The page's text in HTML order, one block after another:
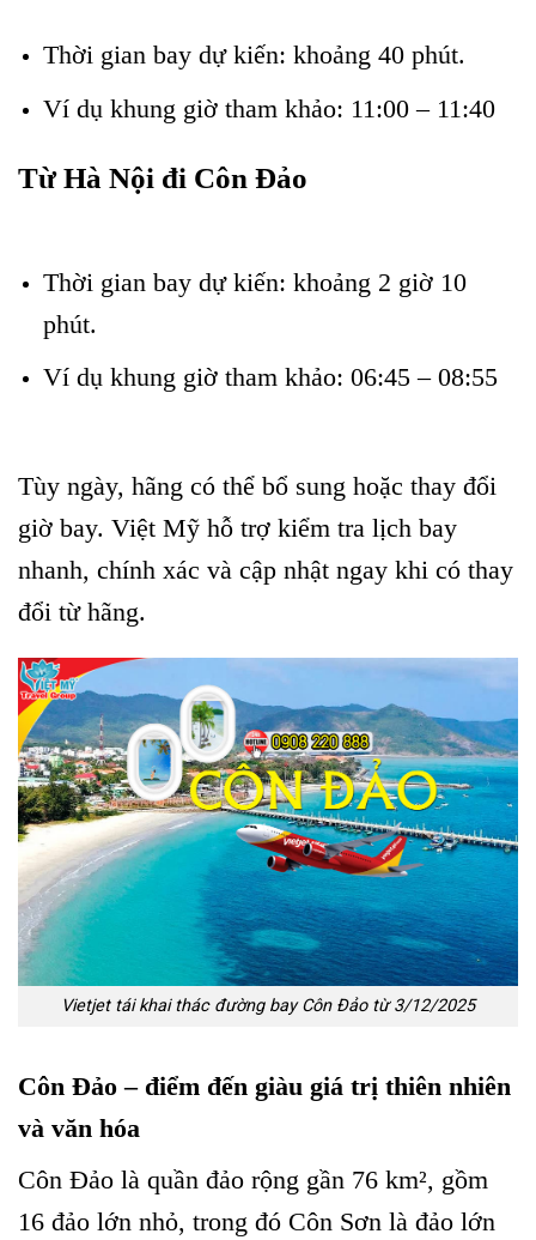
Thời gian bay dự kiến: khoảng 40 phút.
Ví dụ khung giờ tham khảo: 11:00 – 11:40
Từ Hà Nội đi Côn Đảo
Thời gian bay dự kiến: khoảng 2 giờ 10
phút.
Ví dụ khung giờ tham khảo: 06:45 – 08:55
Tùy ngày, hãng có thể bổ sung hoặc thay đổi
giờ bay. Việt Mỹ hỗ trợ kiểm tra lịch bay
nhanh, chính xác và cập nhật ngay khi có thay
đổi từ hãng.
Vietjet tái khai thác đường bay Côn Đảo từ 3/12/2025
Côn Đảo – điểm đến giàu giá trị thiên nhiên
và văn hóa
Côn Đảo là quần đảo rộng gần 76 km², gồm
16 đảo lớn nhỏ, trong đó Côn Sơn là đảo lớn